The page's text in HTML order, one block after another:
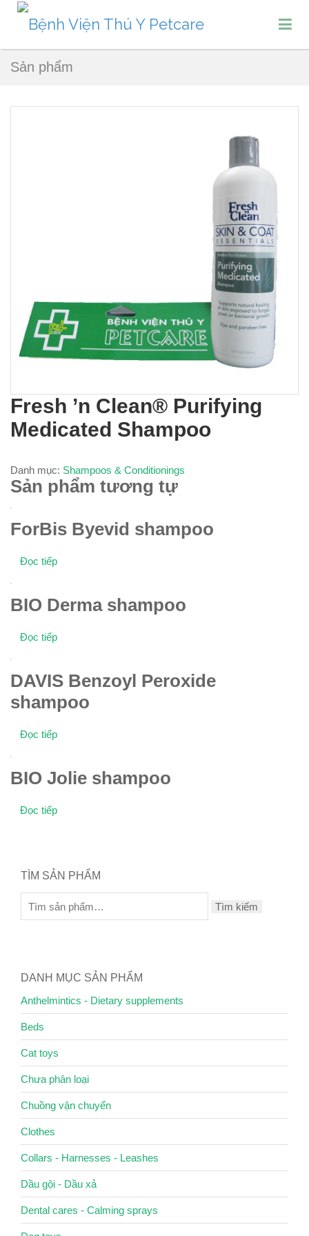
Sản phẩm
Fresh ’n Clean® Purifying
Medicated Shampoo
Danh mục: Shampoos & Conditionings
Sản phẩm tương tự
ForBis Byevid shampoo
Đọc tiếp
BIO Derma shampoo
Đọc tiếp
DAVIS Benzoyl Peroxide
shampoo
Đọc tiếp
BIO Jolie shampoo
Đọc tiếp
TÌM SẢN PHẨM
Tìm kiếm
DANH MỤC SẢN PHẨM
Anthelmintics - Dietary supplements
Beds
Cat toys
Chưa phân loại
Chuồng vận chuyển
Clothes
Collars - Harnesses - Leashes
Dầu gội - Dầu xả
Dental cares - Calming sprays